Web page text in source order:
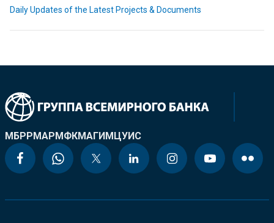
Daily Updates of the Latest Projects & Documents
МБРРМАРМФКМАГИМЦУИС